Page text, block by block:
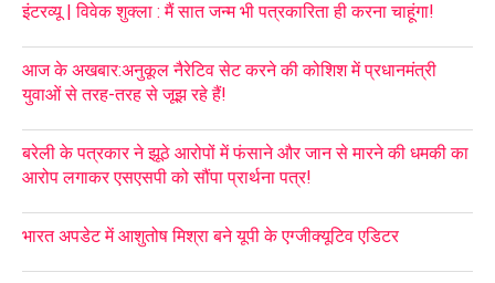
इंटरव्यू | विवेक शुक्ला : मैं सात जन्म भी पत्रकारिता ही करना चाहूंगा!
आज के अखबार:अनुकूल नैरेटिव सेट करने की कोशिश में प्रधानमंत्री
युवाओं से तरह-तरह से जूझ रहे हैं!
बरेली के पत्रकार ने झूठे आरोपों में फंसाने और जान से मारने की धमकी का
आरोप लगाकर एसएसपी को सौंपा प्रार्थना पत्र!
भारत अपडेट में आशुतोष मिश्रा बने यूपी के एग्जीक्यूटिव एडिटर